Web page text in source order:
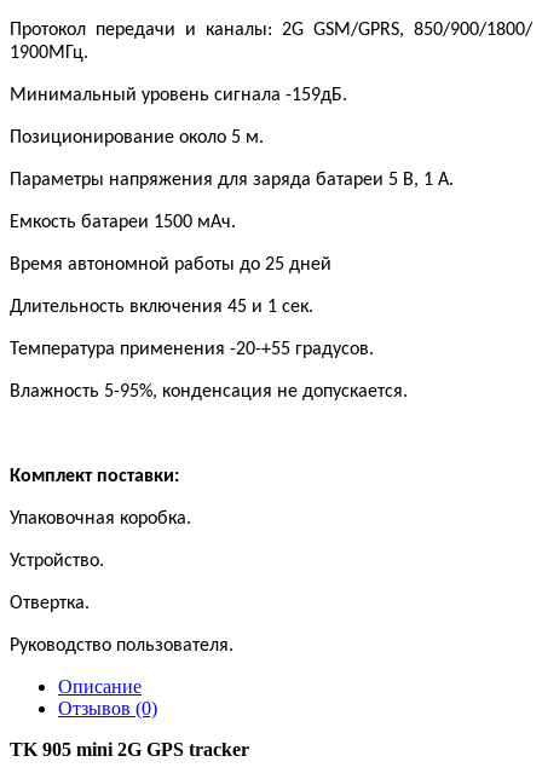
Протокол передачи и каналы: 2G GSМ/GPRS, 850/900/1800/
1900МГц.
Минимальный уровень сигнала -159дБ.
Позиционирование около 5 м.
Параметры напряжения для заряда батареи 5 В, 1 А.
Емкость батареи 1500 мАч.
Время автономной работы до 25 дней
Длительность включения 45 и 1 сек.
Температура применения -20-+55 градусов.
Влажность 5-95%, конденсация не допускается.
Комплект поставки:
Упаковочная коробка.
Устройство.
Отвертка.
Руководство пользователя.
Описание
Отзывов (0)
TK 905 mini 2G GPS tracker